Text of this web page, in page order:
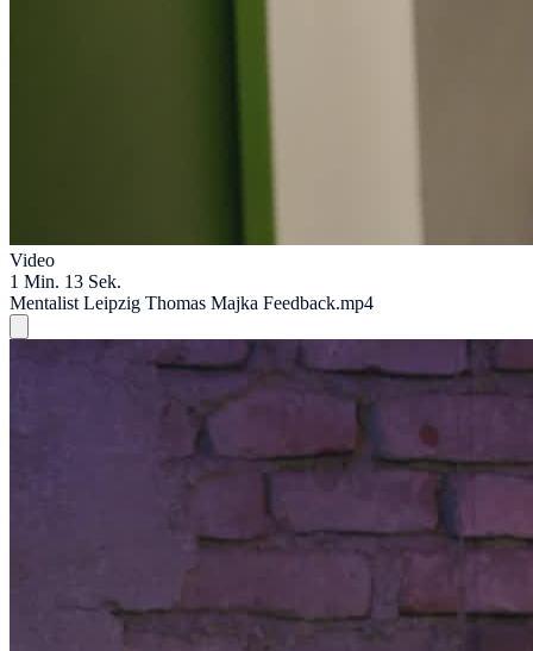
Video
1 Min. 13 Sek.
Mentalist Leipzig Thomas Majka Feedback.mp4